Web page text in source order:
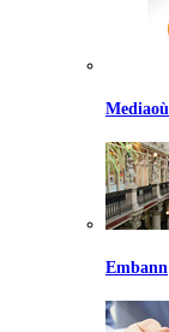
Mediaoù
Embann